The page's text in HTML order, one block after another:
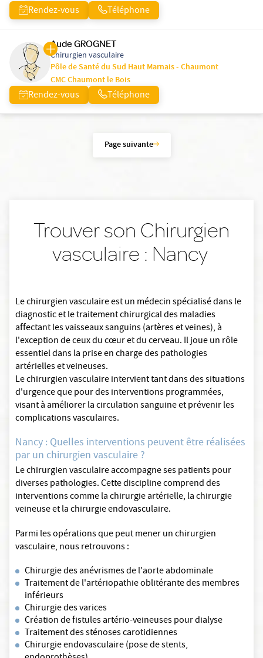
Rendez-vous Téléphone
Aude GROGNET
Chirurgien vasculaire
Pôle de Santé du Sud Haut Marnais - Chaumont
CMC Chaumont le Bois
Rendez-vous Téléphone
Page suivante
Trouver son Chirurgien
vasculaire : Nancy
Le chirurgien vasculaire est un médecin spécialisé dans le
diagnostic et le traitement chirurgical des maladies
affectant les vaisseaux sanguins (artères et veines), à
l'exception de ceux du cœur et du cerveau. Il joue un rôle
essentiel dans la prise en charge des pathologies
artérielles et veineuses.
Le chirurgien vasculaire intervient tant dans des situations
d'urgence que pour des interventions programmées,
visant à améliorer la circulation sanguine et prévenir les
complications vasculaires.
Nancy : Quelles interventions peuvent être réalisées
par un chirurgien vasculaire ?
Le chirurgien vasculaire accompagne ses patients pour
diverses pathologies. Cette discipline comprend des
interventions comme la chirurgie artérielle, la chirurgie
veineuse et la chirurgie endovasculaire.
Parmi les opérations que peut mener un chirurgien
vasculaire, nous retrouvons :
Chirurgie des anévrismes de l'aorte abdominale
Traitement de l'artériopathie oblitérante des membres
inférieurs
Chirurgie des varices
Création de fistules artério-veineuses pour dialyse
Traitement des sténoses carotidiennes
Chirurgie endovasculaire (pose de stents,